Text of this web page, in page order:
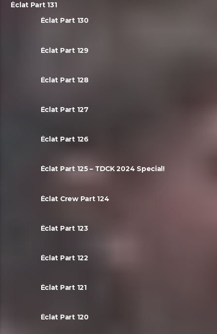
Éclat Part 131
Éclat Part 130
Éclat Part 129
Éclat Part 128
Éclat Part 127
Éclat Part 126
Éclat Part 125 – TDCK 2024 Special!
Éclat Crew Part 124
Éclat Part 123
Éclat Part 122
Éclat Part 121
Éclat Part 120